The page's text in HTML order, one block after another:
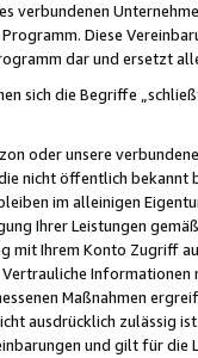
verbundenen
Diese
dar und ersetzt
sich die Begriffe
oder unsere
nicht öffentlich
im alleinigen
Ihrer Leistungen
mit Ihrem Konto
Maßnahmen
ausdrücklich zulässig
und gilt für die